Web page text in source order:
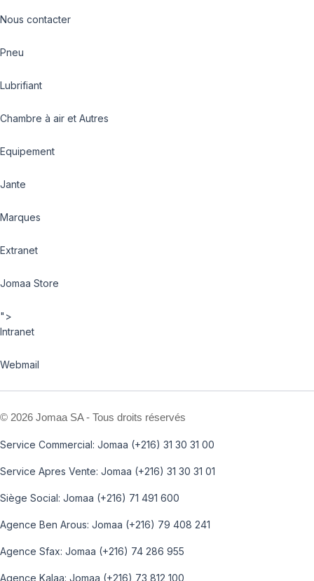
Nous contacter
Pneu
Lubrifiant
Chambre à air et Autres
Equipement
Jante
Marques
Extranet
Jomaa Store
">
Intranet
Webmail
© 2026 Jomaa SA - Tous droits réservés
Service Commercial: Jomaa (+216) 31 30 31 00
Service Apres Vente: Jomaa (+216) 31 30 31 01
Siège Social: Jomaa (+216) 71 491 600
Agence Ben Arous: Jomaa (+216) 79 408 241
Agence Sfax: Jomaa (+216) 74 286 955
Agence Kalaa: Jomaa (+216) 73 812 100